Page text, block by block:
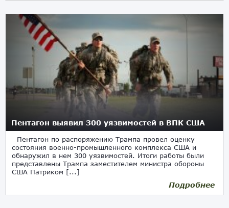
Пентагон выявил 300 уязвимостей в ВПК США
Пентагон по распоряжению Трампа провел оценку
состояния военно-промышленного комплекса США и
обнаружил в нем 300 уязвимостей. Итоги работы были
представлены Трампа заместителем министра обороны
США Патриком [...]
Подробнее